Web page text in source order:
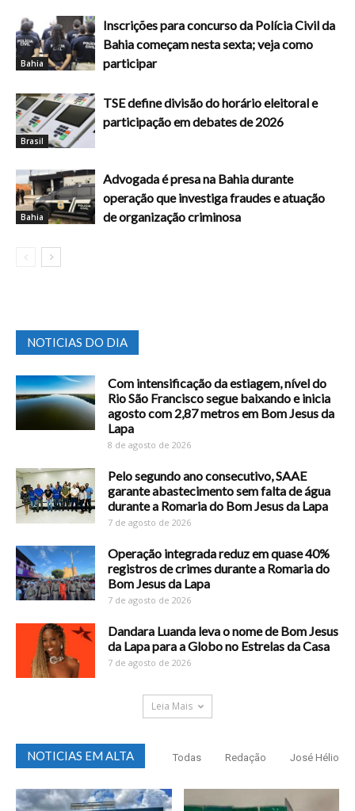
Bahia
Inscrições para concurso da Polícia Civil da
Bahia começam nesta sexta; veja como
participar
Brasil
TSE define divisão do horário eleitoral e
participação em debates de 2026
Bahia
Advogada é presa na Bahia durante
operação que investiga fraudes e atuação
de organização criminosa
NOTICIAS DO DIA
Com intensificação da estiagem, nível do
Rio São Francisco segue baixando e inicia
agosto com 2,87 metros em Bom Jesus da
Lapa
8 de agosto de 2026
Pelo segundo ano consecutivo, SAAE
garante abastecimento sem falta de água
durante a Romaria do Bom Jesus da Lapa
7 de agosto de 2026
Operação integrada reduz em quase 40%
registros de crimes durante a Romaria do
Bom Jesus da Lapa
7 de agosto de 2026
Dandara Luanda leva o nome de Bom Jesus
da Lapa para a Globo no Estrelas da Casa
7 de agosto de 2026
Leia Mais
NOTICIAS EM ALTA Todas Redação José Hélio